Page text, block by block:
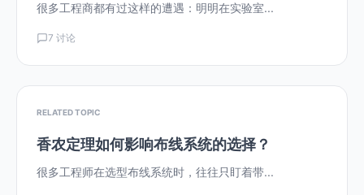
很多工程商都有过这样的遭遇：明明在实验室...
7 讨论
RELATED TOPIC
香农定理如何影响布线系统的选择？
很多工程师在选型布线系统时，往往只盯着带...